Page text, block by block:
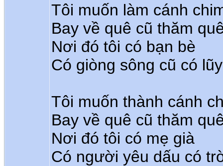
Tôi muốn làm cánh
Bay về quê cũ thăm
Nơi đó tôi có bạn bè
Có giòng sông cũ có
Tôi muốn thành cánh
Bay về quê cũ thăm
Nơi đó tôi có mẹ già
Có người yêu dấu có